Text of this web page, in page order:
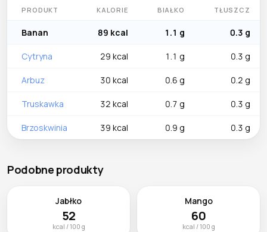
PRODUKT KALORIE BIAŁKO TŁUSZCZ
Banan 89 kcal 1.1 g 0.3 g
Cytryna 29 kcal 1.1 g 0.3 g
Arbuz 30 kcal 0.6 g 0.2 g
Truskawka 32 kcal 0.7 g 0.3 g
Brzoskwinia 39 kcal 0.9 g 0.3 g
Podobne produkty
Jabłko
52
kcal / 100 g
Mango
60
kcal / 100 g